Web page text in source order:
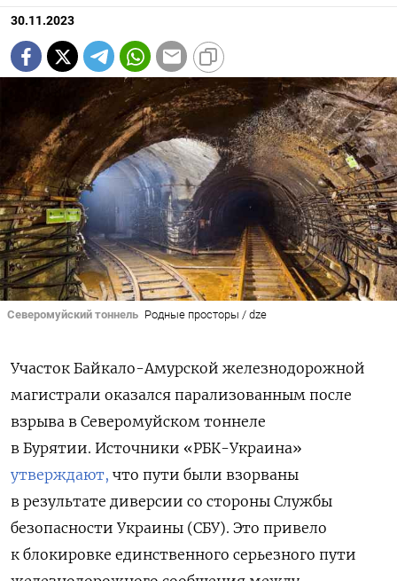
30.11.2023
Северомуйский тоннель Родные просторы / dze
Участок Байкало-Амурской железнодорожной
магистрали оказался парализованным после
взрыва в Северомуйском тоннеле
в Бурятии. Источники «РБК-Украина»
утверждают, что пути были взорваны
в результате диверсии со стороны Службы
безопасности Украины (СБУ). Это привело
к блокировке единственного серьезного пути